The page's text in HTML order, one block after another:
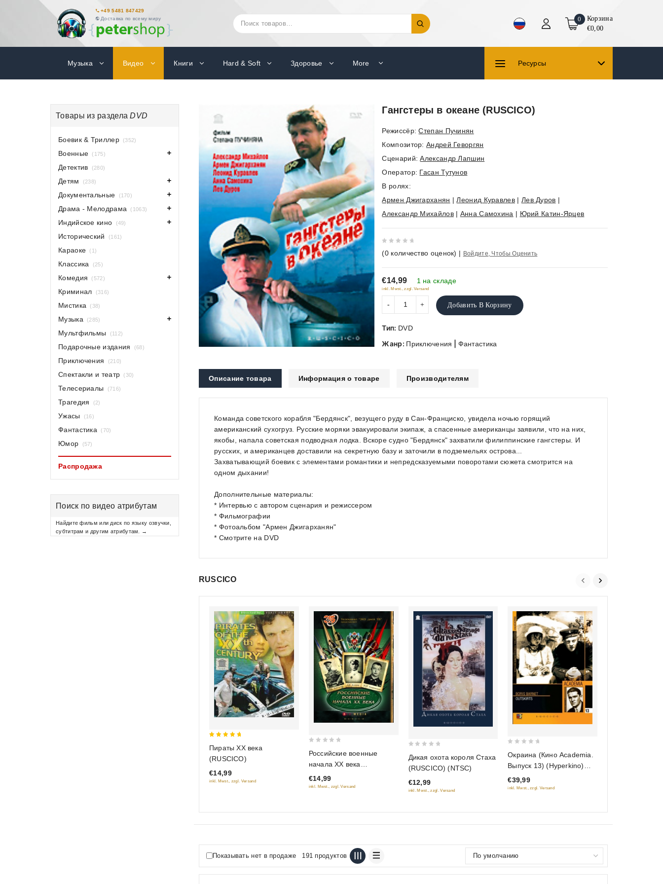
+49 5481 847429
Доставка по всему миру
Искать: 0
Корзина
€0,00
Музыка Видео Книги Hard & Soft Здоровье More Ресурсы
Гангстеры в океане (RUSCICO)
Режиссёр:Степан Пучинян
Композитор:Андрей Геворгян
Cценарий:Александр Лапшин
Оператор: Гасан Тутунов
В ролях:
Армен Джигарханян |Леонид Куравлев | Лев Дуров |
Александр Михайлов| Анна Самохина | Юрий Катин-Ярцев
out
of
5
(0 количество оценок) | Войдите, Чтобы Оценить
€14,99 1 на складе
inkl. Mwst., zzgl. Versand
Добавить В Корзину
Тип: DVD
Жанр: Приключения Фантастика
Описание товара Информация о товаре Производителям
Команда советского корабля "Бердянск", везущего руду в Сан-Франциско, увидела ночью горящий
американский сухогруз. Русские моряки эвакуировали экипаж, а спасенные американцы заявили, что на них,
якобы, напала советская подводная лодка. Вскоре судно "Бердянск" захватили филиппинские гангстеры. И
русских, и американцев доставили на секретную базу и заточили в подземельях острова...
Захватывающий боевик с элементами романтики и непредсказуемыми поворотами сюжета смотрится на
одном дыхании!
Дополнительные материалы:
* Интервью с автором сценария и режиссером
* Фильмографии
* Фотоальбом "Армен Джигарханян"
* Смотрите на DVD
RUSCICO
out of 5
Пираты XX века
(RUSCICO)
€14,99
inkl. Mwst., zzgl. Versand
of
5
Российские военные
начала XX века
(RUSCICO)
€14,99
inkl. Mwst., zzgl. Versand
out
of
5
Дикая охота короля Стаха
(RUSCICO) (NTSC)
€12,99
inkl. Mwst., zzgl. Versand
out
of
5
Окраина (Кино Academia.
Выпуск 13) (Hyperkino)
(RUSCICO) (2 DVD)
€39,99
inkl. Mwst., zzgl. Versand
Показывать нет в продаже 191 продуктов
Товары из разделаDVD
Боевик & Триллер (352)
Военные (175)
Детектив (280)
Детям (238)
Документальные (170)
Драма - Мелодрама (1063)
Индийское кино (49)
Исторический (161)
Караоке (1)
Классика (25)
Комедия (572)
Криминал (316)
Мистика (38)
Музыка (285)
Мультфильмы (112)
Подарочные издания (68)
Приключения (210)
Спектакли и театр (30)
Телесериалы (716)
Трагедия (2)
Ужасы (16)
Фантастика (70)
Юмор (57)
Распродажа
Поиск по видео атрибутам
Найдите фильм или диск по языку озвучки,
субтитрам и другим атрибутам. →